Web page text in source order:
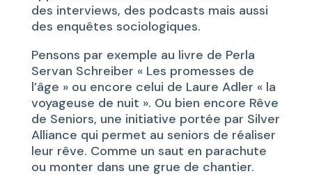
des interviews, des podcasts mais aussi
des enquêtes sociologiques.
Pensons par exemple au livre de Perla
Servan Schreiber « Les promesses de
l’âge » ou encore celui de Laure Adler « la
voyageuse de nuit ». Ou bien encore Rêve
de Seniors, une initiative portée par Silver
Alliance qui permet au seniors de réaliser
leur rêve. Comme un saut en parachute
ou monter dans une grue de chantier.